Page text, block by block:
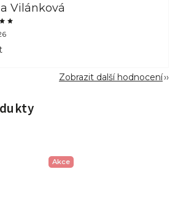
Vilánková
Zobrazit další hodnocení
Akce